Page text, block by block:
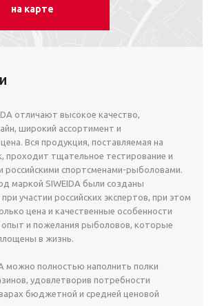
на карте
отличают высокое качество,
широкий ассортимент и
Вся продукция, поставляемая на
проходит тщательное тестирование и
спортсменами-рыболовами.
маркой SIWEIDA были созданы
участии российских экспертов, при этом
цена и качественные особенности
опыт и пожелания рыболовов, которые
в жизнь.
можно полностью наполнить полки
удовлетворив потребности
бюджетной и средней ценовой